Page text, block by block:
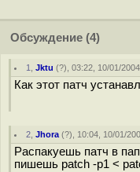
Обсуждение (4)
1 ,Jktu (?), 03:22, 10/01/
Как этот патч
2 ,Jhora (?), 10:04, 10/01/
Распакуешь патч в
пишешь patch -p1 <